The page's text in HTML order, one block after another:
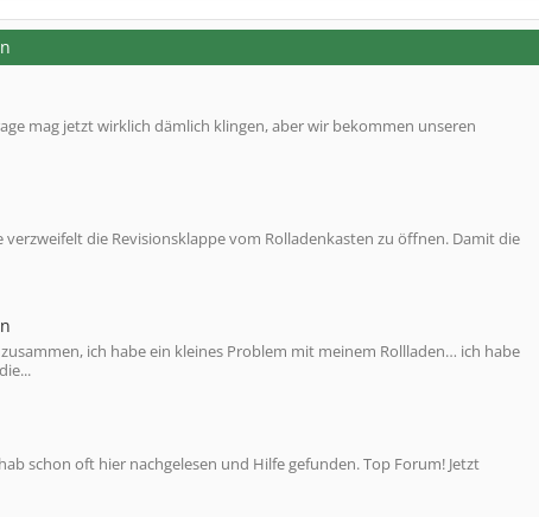
mag jetzt wirklich dämlich klingen, aber wir bekommen unseren
die Revisionsklappe vom Rolladenkasten zu öffnen. Damit die
ich habe ein kleines Problem mit meinem Rollladen… ich habe
schon oft hier nachgelesen und Hilfe gefunden. Top Forum! Jetzt